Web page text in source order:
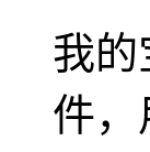
我的
件，